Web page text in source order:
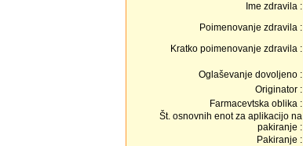
Ime zdravila :
Poimenovanje zdravila :
Kratko poimenovanje zdravila :
Oglaševanje dovoljeno :
Originator :
Farmacevtska oblika :
Št. osnovnih enot za aplikacijo na
pakiranje :
Pakiranje :